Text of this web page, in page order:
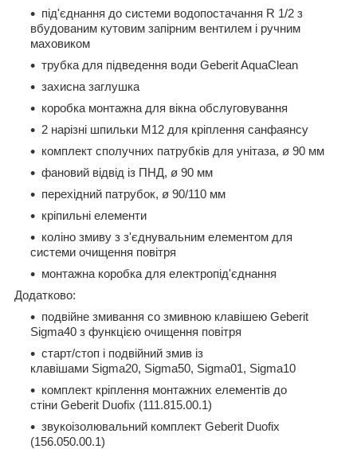
під'єднання до системи водопостачання R 1/2 з
вбудованим кутовим запірним вентилем і ручним
маховиком
трубка для підведення води Geberit AquaClean
захисна заглушка
коробка монтажна для вікна обслуговування
2 нарізні шпильки М12 для кріплення санфаянсу
комплект сполучних патрубків для унітаза, ø 90 мм
фановий відвід із ПНД, ø 90 мм
перехідний патрубок, ø 90/110 мм
кріпильні елементи
коліно змиву з з'єднувальним елементом для
системи очищення повітря
монтажна коробка для електропід'єднання
Додатково:
подвійне змивання со змивною клавішею Geberit
Sigma40 з функцією очищення повітря
старт/стоп і подвійний змив із
клавішами Sigma20, Sigma50, Sigma01, Sigma10
комплект кріплення монтажних елементів до
стіни Geberit Duofix (111.815.00.1)
звукоізолювальний комплект Geberit Duofix
(156.050.00.1)